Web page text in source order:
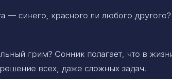
— синего, красного ли любого
грим? Сонник полагает, что в
всех, даже сложных задач.